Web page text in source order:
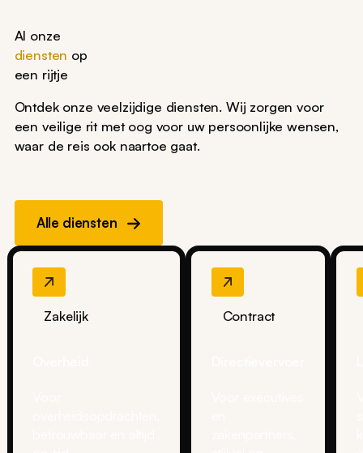
Al onze
diensten op
een rijtje
Ontdek onze veelzijdige diensten. Wij zorgen voor
een veilige rit met oog voor uw persoonlijke wensen,
waar de reis ook naartoe gaat.
Alle diensten
Zakelijk Contract